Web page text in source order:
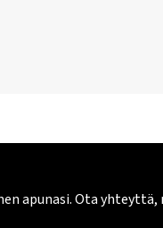
apunasi. Ota